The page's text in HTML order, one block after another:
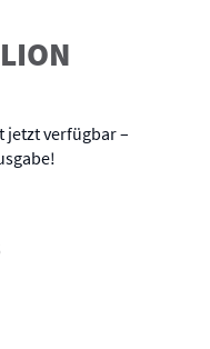
jetzt verfügbar –